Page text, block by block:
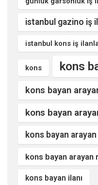
istanbul gazino iş
istanbul kons iş
kons kons
kons bayan
kons bayan
kons bayan
kons bayan arayan
kons bayan ilanı